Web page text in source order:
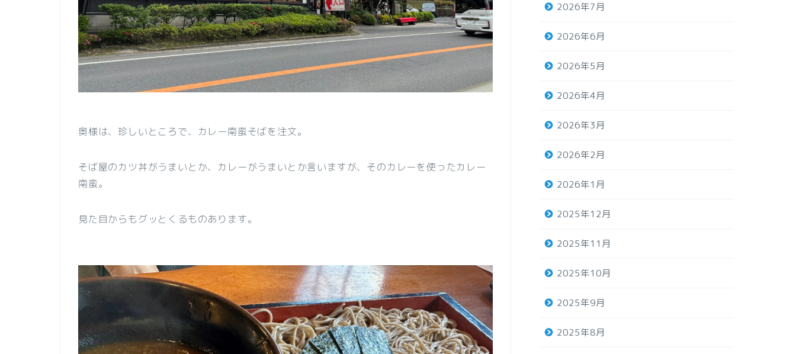
奥様は、珍しいところで、カレー南蛮そばを注文。
そば屋のカツ丼がうまいとか、カレーがうまいとか言いますが、そのカレーを使ったカレー
南蛮。
見た目からもグッとくるものあります。
2026年7月
2026年6月
2026年5月
2026年4月
2026年3月
2026年2月
2026年1月
2025年12月
2025年11月
2025年10月
2025年9月
2025年8月